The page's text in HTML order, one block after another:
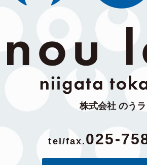
株式会社 のう
tel/fax. 025-